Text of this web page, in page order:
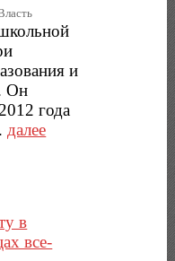
и
Он
года
далее
в
все-